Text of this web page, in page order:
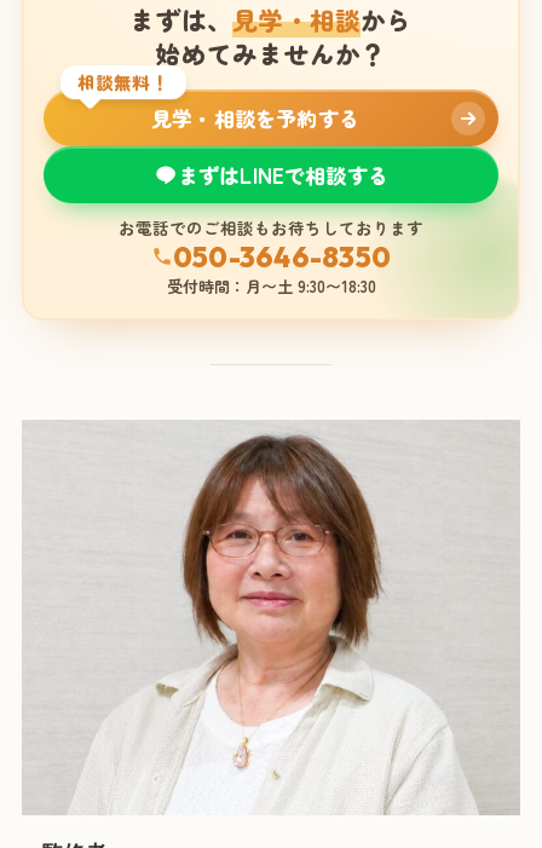
まずは、見学・相談から
始めてみませんか？
相談無料！
見学・相談を予約する
まずはLINEで相談する
お電話でのご相談もお待ちしております
050-3646-8350
受付時間：月〜土 9:30〜18:30